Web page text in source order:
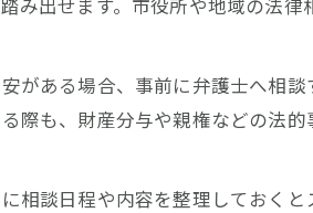
ときの情報収集ポイント
出せます。市役所や地域の法
ある場合、事前に弁護士へ相
際も、財産分与や親権などの法
談日程や内容を整理しておく